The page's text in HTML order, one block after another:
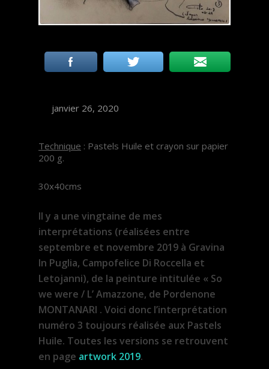
janvier 26, 2020
Technique : Pastels Huile et crayon sur papier
200 g.
30x40cms
Il y a une vingtaine de mes
interprétations (réalisées entre
septembre et novembre 2019 à Gravina
In Puglia, Campofelice Di Roccella et
Letojanni), de la peinture intitulée « So
we were / L’ Amazzone, de Pordenone
MONTANARI . Voici donc l’interprétation
numéro 3 toujours réalisée aux Pastels
Huile. Toutes les versions se retrouvent
en page artwork 2019.